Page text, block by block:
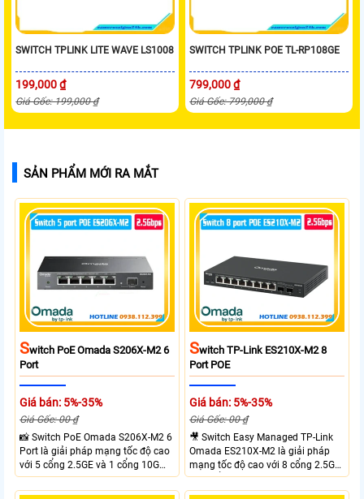
SWITCH TPLINK LITE WAVE LS1008
199,000 ₫
Giá Gốc: 199,000 ₫
SWITCH TPLINK POE TL-RP108GE
799,000 ₫
Giá Gốc: 799,000 ₫
SẢN PHẨM MỚI RA MẮT
SWitch PoE Omada S206X-M2 6
Port
Giá bán: 5%-35%
Giá Gốc: 00 ₫
📸 Switch PoE Omada S206X-M2 6
Port là giải pháp mạng tốc độ cao
với 5 cổng 2.5GE và 1 cổng 10G
SFP+, đáp ứng nhu cầu truyền tải
dữ liệu lớn sở hữu băng thông
SWitch TP-Link ES210X-M2 8
Port POE
Giá bán: 5%-35%
Giá Gốc: 00 ₫
🎥 Switch Easy Managed TP-Link
Omada ES210X-M2 là giải pháp
mạng tốc độ cao với 8 cổng 2.5GE
và 2 cổng 10G SFP+ đáp ứng nhu
cầu truyền tải dữ liệu lớn sở hữu